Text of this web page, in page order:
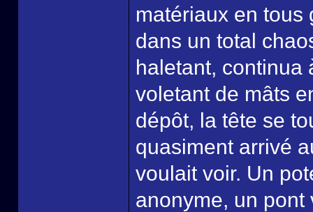
matériaux en tous
dans un total
haletant, continua
voletant de mâts
dépôt, la tête se
quasiment arrivé
voulait voir. Un
anonyme, un pont